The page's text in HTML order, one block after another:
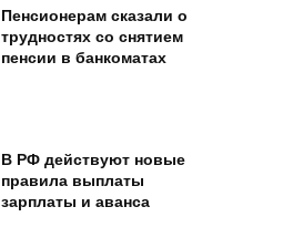
Пенсионерам сказали о
трудностях со снятием
пенсии в банкоматах
В РФ действуют новые
правила выплаты
зарплаты и аванса